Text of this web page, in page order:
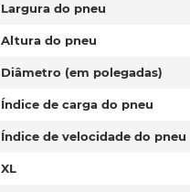
Largura do pneu
Altura do pneu
Diâmetro (em polegadas)
Índice de carga do pneu
Índice de velocidade do pneu
XL